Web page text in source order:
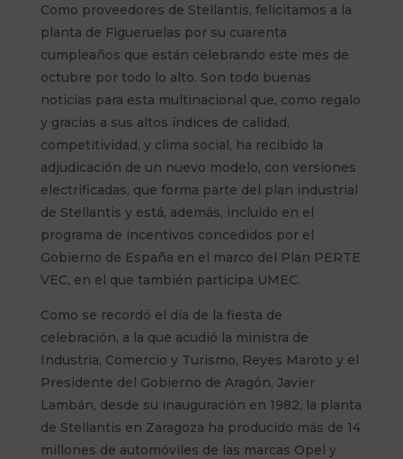
Como proveedores de Stellantis, felicitamos a la
planta de Figueruelas por su cuarenta
cumpleaños que están celebrando este mes de
octubre por todo lo alto. Son todo buenas
noticias para esta multinacional que, como regalo
y gracias a sus altos índices de calidad,
competitividad, y clima social, ha recibido la
adjudicación de un nuevo modelo, con versiones
electrificadas, que forma parte del plan industrial
de Stellantis y está, además, incluido en el
programa de incentivos concedidos por el
Gobierno de España en el marco del Plan PERTE
VEC, en el que también participa UMEC.
Como se recordó el día de la fiesta de
celebración, a la que acudió la ministra de
Industria, Comercio y Turismo, Reyes Maroto y el
Presidente del Gobierno de Aragón, Javier
Lambán, desde su inauguración en 1982, la planta
de Stellantis en Zaragoza ha producido más de 14
millones de automóviles de las marcas Opel y